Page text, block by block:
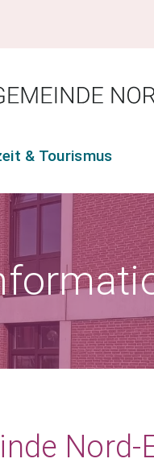
& Tourismus
Nord-